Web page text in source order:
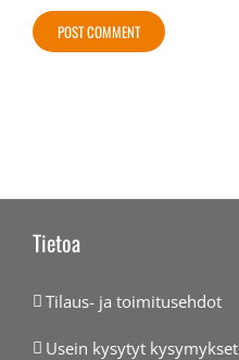
Tietoa
Tilaus- ja toimitusehdot
Usein kysytyt kysymykset